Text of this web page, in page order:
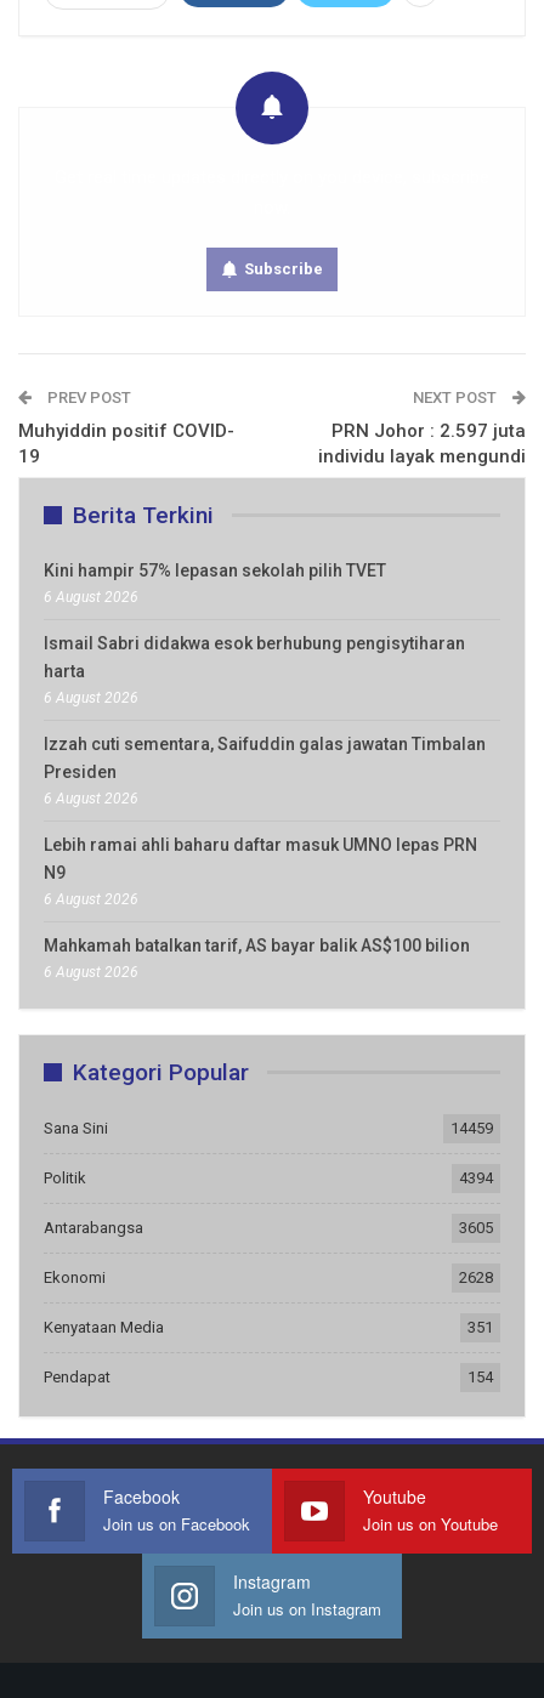
Subscribe
PREV POST
Muhyiddin positif COVID-
19
NEXT POST
PRN Johor : 2.597 juta
individu layak mengundi
Berita Terkini
Kini hampir 57% lepasan sekolah pilih TVET
6 August 2026
Ismail Sabri didakwa esok berhubung pengisytiharan
harta
6 August 2026
Izzah cuti sementara, Saifuddin galas jawatan Timbalan
Presiden
6 August 2026
Lebih ramai ahli baharu daftar masuk UMNO lepas PRN
N9
6 August 2026
Mahkamah batalkan tarif, AS bayar balik AS$100 bilion
6 August 2026
Kategori Popular
Sana Sini 14459
Politik 4394
Antarabangsa 3605
Ekonomi 2628
Kenyataan Media 351
Pendapat 154
Facebook
Join us on Facebook
Youtube
Join us on Youtube
Instagram
Join us on Instagram